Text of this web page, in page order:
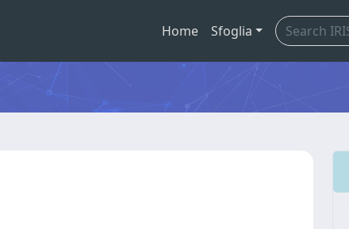
Home Sfoglia